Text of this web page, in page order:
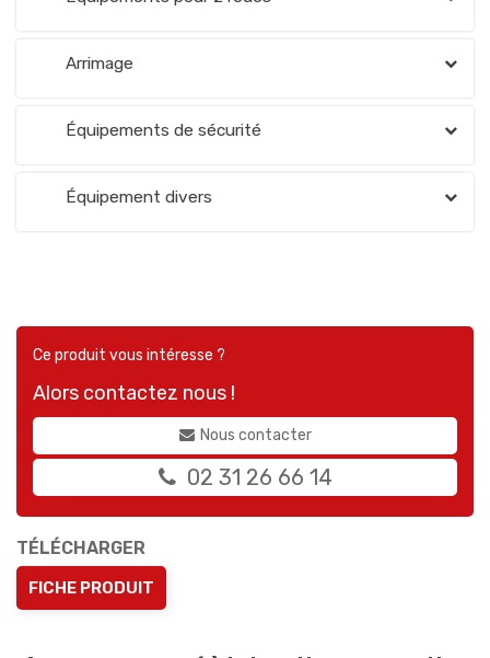
Arrimage
Équipements de sécurité
Équipement divers
Ce produit vous intéresse ?
Alors contactez nous !
Nous contacter
02 31 26 66 14
TÉLÉCHARGER
FICHE PRODUIT